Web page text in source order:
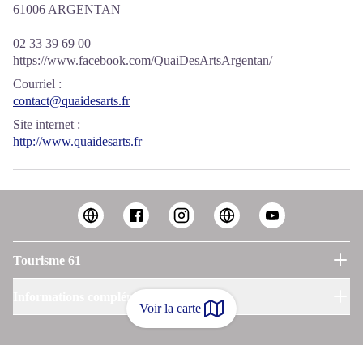
Voir la carte
61006 ARGENTAN
02 33 39 69 00
https://www.facebook.com/QuaiDesArtsArgentan/
Courriel :
contact@quaidesarts.fr
Site internet :
http://www.quaidesarts.fr
Tourisme 61
Informations complémentaires